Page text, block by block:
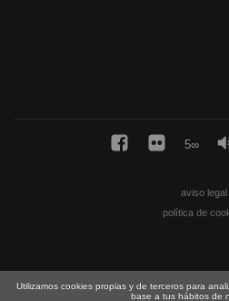
5∞
aviso legal
política de
Utilizamos cookies propias y de terceros para
base a tus hábitos de